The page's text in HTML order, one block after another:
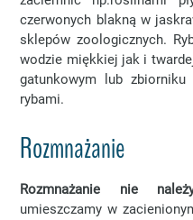
czerwonych blakną w
sklepów zoologicznych.
wodzie miękkiej jak i
gatunkowym lub
rybami.
Rozmnażanie
Rozmnażanie nie
umieszczamy w